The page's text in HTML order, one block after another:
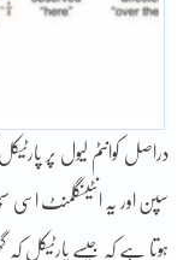
دراصل کوانٹم لیول پر
سپن اور یہ انٹینگلمنٹ
ہوتا ہے کہ جیسے پارٹیکل